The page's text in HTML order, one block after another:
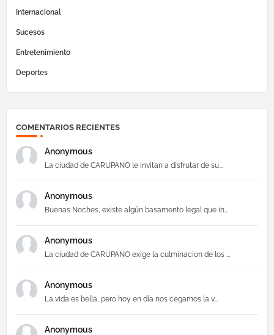
Internacional
Sucesos
Entretenimiento
Deportes
COMENTARIOS RECIENTES
Anonymous
La ciudad de CARUPANO le invitan a disfrutar de su...
Anonymous
Buenas Noches, existe algún basamento legal que in...
Anonymous
La ciudad de CARUPANO exige la culminacion de los ...
Anonymous
La vida es bella, pero hoy en día nos cegamos la v...
Anonymous